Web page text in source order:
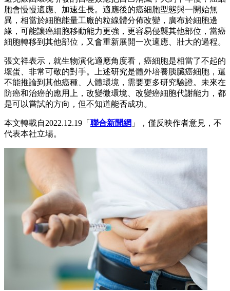
胞會慢慢適應、加速生長。適應後的癌細胞型態與一開始無
異，相當於細胞能量工廠的粒線體分佈改變，廣布於細胞邊
緣，可能讓癌細胞移動能力更強，更容易侵襲其他部位，當癌
細胞轉移到其他部位，又會重新展開一次適應、壯大的過程。
張文祥表示，就生物演化適應角度看，癌細胞是相當了不起的
壞蛋、非常可敬的對手。上述研究是體外培養胰臟癌細胞，還
不能推論到其他癌種、人體環境，需要更多研究驗證。未來在
防癌和治癌的應用上，改變微環境、改變癌細胞代謝能力，都
是可以嘗試的方向，但不知道能否成功。
本文轉載自2022.12.19「 聯合新聞網 」，僅反映作者意見，不
代表本社立場。